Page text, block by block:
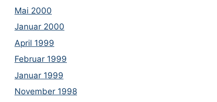
Mai 2000
Januar 2000
April 1999
Februar 1999
Januar 1999
November 1998